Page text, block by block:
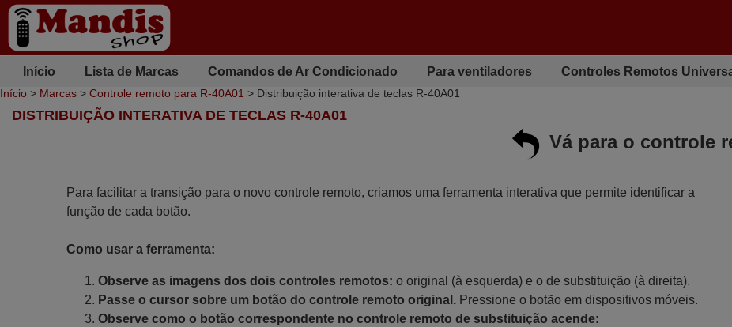
Início Lista de Marcas Comandos de Ar Condicionado Para ventiladores Controles Remotos
Início > Marcas > Controle remoto para R-40A01 > Distribuição interativa de teclas R-40A01
DISTRIBUIÇÃO INTERATIVA DE TECLAS R-40A01
Vá para o controle
Para facilitar a transição para o novo controle remoto, criamos uma ferramenta interativa que permite identificar a
função de cada botão.
Como usar a ferramenta:
Observe as imagens dos dois controles remotos: o original (à esquerda) e o de substituição (à direita).
Passe o cursor sobre um botão do controle remoto original.Pressione o botão em dispositivos móveis.
Observe como o botão correspondente no controle remoto de substituição acende: